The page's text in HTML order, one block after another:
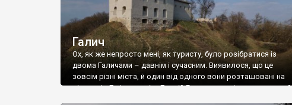
Галич
Ох, як же непросто мені, як туристу, було розібратися із
двома Галичами – давнім і сучасним. Виявилося, що це
зовсім різні міста, й один від одного вони розташовані на
відстані у 7 кілометрів. Давній Галич взагалі розташований